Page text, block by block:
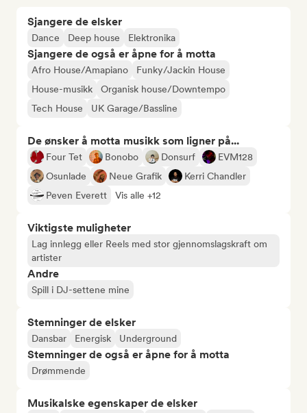
Sjangere de elsker
Dance Deep house Elektronika
Sjangere de også er åpne for å motta
Afro House/Amapiano
Funky/Jackin House
House-musikk
Organisk house/Downtempo
Tech House
UK Garage/Bassline
De ønsker å motta musikk som ligner på...
Four Tet Bonobo Donsurf
EVM128
Osunlade
Neue Grafik
Kerri Chandler
Peven Everett
Vis alle +12
Viktigste muligheter
Lag innlegg eller Reels med stor gjennomslagskraft om
artister
Andre
Spill i DJ-settene mine
Stemninger de elsker
Dansbar Energisk Underground
Stemninger de også er åpne for å motta
Drømmende
Musikalske egenskaper de elsker